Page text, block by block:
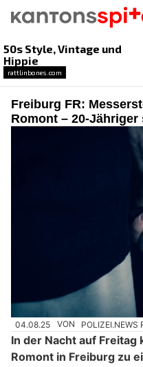
Freiburg FR:
Romont – 20-
04.08.25 VON POLIZEI.NEWS
In der Nacht auf Freitag
Romont in Freiburg zu